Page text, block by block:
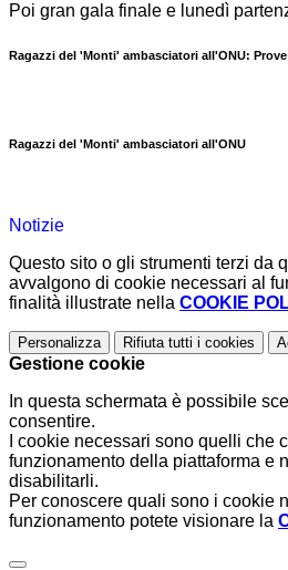
Poi gran gala finale e lunedì
Ragazzi del 'Monti' ambasciatori all'ONU:
Ragazzi del 'Monti' ambasciatori all'ONU
Notizie
Questo sito o gli strumenti terzi da
avvalgono di cookie necessari al
finalità illustrate nella COOKIE
Personalizza Rifiuta tutti i cookies
Gestione cookie
In questa schermata è possibile
consentire.
I cookie necessari sono quelli che
funzionamento della piattaforma e
disabilitarli.
Per conoscere quali sono i cookie
funzionamento potete visionare la